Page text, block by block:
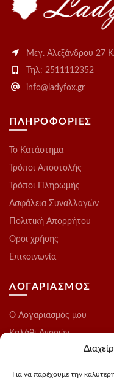
Για να παρέχουμε την
Μεγ. Αλεξάνδρου 27
Τηλ: 2511112352
info@ladyfox.gr
ΠΛΗΡΟΦΟΡΙΕΣ
Το Kατάστημα
Τρόποι Αποστολής
Τρόποι Πληρωμής
Ασφάλεια Συναλλαγών
Πολιτική Απορρήτου
Οροι χρήσης
Επικοινωνία
ΛΟΓΑΡΙΑΣΜΟΣ
O Λογαριασμός μου
Καλάθι Αγορών
Ολοκλήρωση Παραγγελίας